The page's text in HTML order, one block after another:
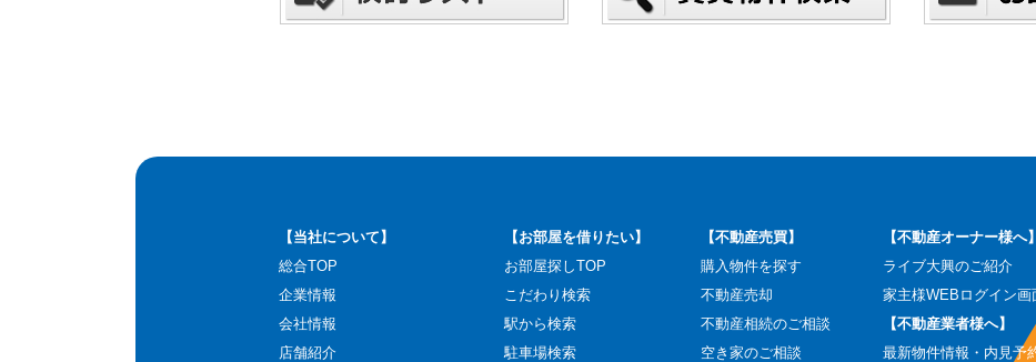
【当社について】
総合TOP
企業情報
会社情報
店舗紹介
【お部屋を借りたい】
お部屋探しTOP
こだわり検索
駅から検索
駐車場検索
【不動産売買】
購入物件を探す
不動産売却
不動産相続のご相談
空き家のご相談
【不動産オーナー様へ】
ライブ大興のご紹介
家主様WEBログイン画
【不動産業者様へ】
最新物件情報・内見予